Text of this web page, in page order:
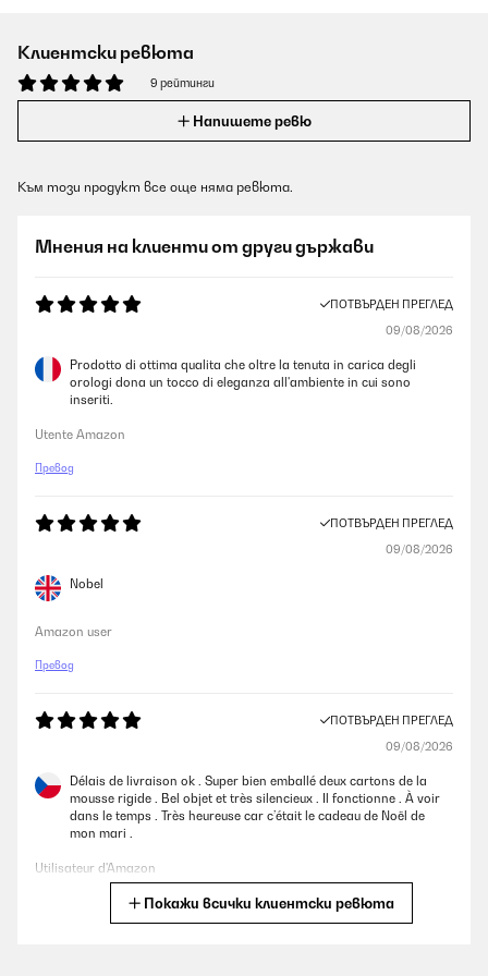
Клиентски ревюта
9 рейтинги
Напишете ревю
Към този продукт все още няма ревюта.
Мнения на клиенти от други държави
ПОТВЪРДЕН ПРЕГЛЕД
09/08/2026
Prodotto di ottima qualita che oltre la tenuta in carica degli
orologi dona un tocco di eleganza all'ambiente in cui sono
inseriti.
Utente Amazon
Превод
ПОТВЪРДЕН ПРЕГЛЕД
09/08/2026
Nobel
Amazon user
Превод
ПОТВЪРДЕН ПРЕГЛЕД
09/08/2026
Délais de livraison ok . Super bien emballé deux cartons de la
mousse rigide . Bel objet et très silencieux . Il fonctionne . À voir
dans le temps . Très heureuse car c’était le cadeau de Noël de
mon mari .
Utilisateur d'Amazon
Покажи всички клиентски ревюта